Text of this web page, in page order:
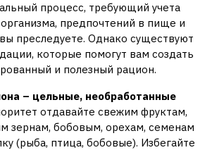
процесс, требующий учета
предпочтений в пище и
преследуете. Однако существуют
которые помогут вам создать
и полезный рацион.
– цельные, необработанные
отдавайте свежим фруктам,
зернам, бобовым, орехам, семенам
(рыба, птица, бобовые). Избегайте